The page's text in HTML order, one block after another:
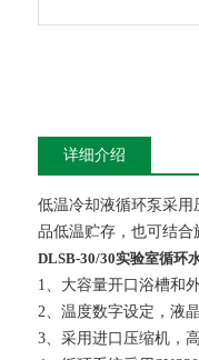
详细介绍
低温冷却液循环泵采
品低温贮存，也可结
DLSB-30/30实验室循环
1、大容量开口浴槽和
2、温度数字设定，液
3、采用进口压缩机，